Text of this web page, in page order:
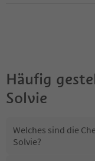
Häufig
Solvie
Welches sind die
Solvie?